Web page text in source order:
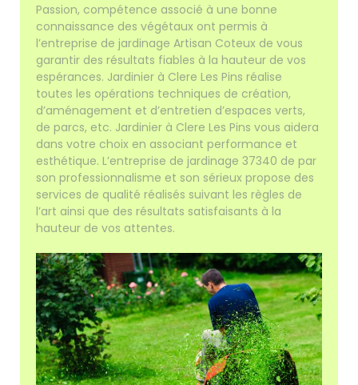
Passion, compétence associé à une bonne
connaissance des végétaux ont permis à
l’entreprise de jardinage Artisan Coteux de vous
garantir des résultats fiables à la hauteur de vos
espérances. Jardinier à Clere Les Pins réalise
toutes les opérations techniques de création,
d’aménagement et d’entretien d’espaces verts,
de parcs, etc. Jardinier à Clere Les Pins vous aidera
dans votre choix en associant performance et
esthétique. L’entreprise de jardinage 37340 de par
son professionnalisme et son sérieux propose des
services de qualité réalisés suivant les règles de
l’art ainsi que des résultats satisfaisants à la
hauteur de vos attentes.